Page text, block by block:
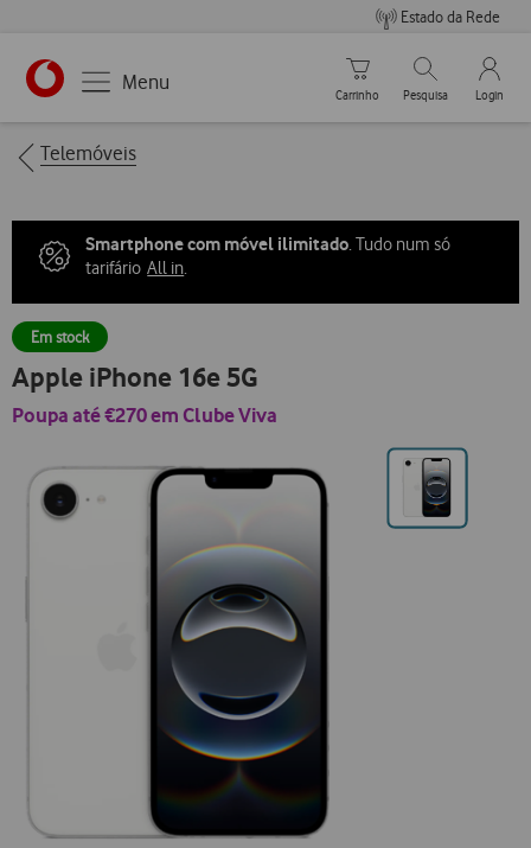
Estado da Rede
https://www.vodafone.pt
Menu
Carrinho de compras
Carrinho
Pesquisar
Pesquisa
My
Login
Breadcrumbs
Telemóveis
Smartphone com móvel ilimitado. Tudo num só
tarifárioAll in.
Em stock
Apple iPhone 16e 5G
Poupa até €270 em Clube Viva
Ir
para